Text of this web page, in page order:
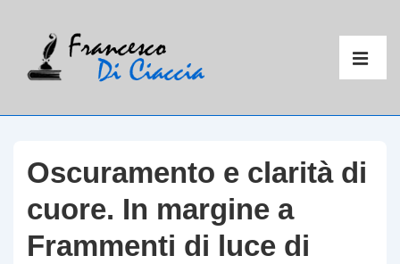
Oscuramento e clarità di
cuore. In margine a
Frammenti di luce di